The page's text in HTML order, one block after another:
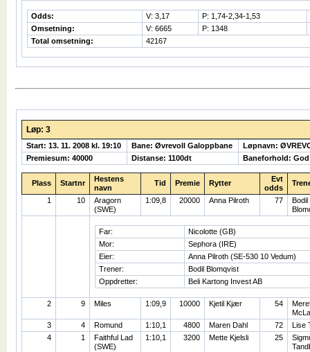
Odds: V: 3,17
P: 1,74-2,34-1,53
Omsetning:
V: 6665
P: 1348
Total omsetning:
42167
Løp: 3
Start: 13. 11. 2008 kl. 19:10 Bane: Øvrevoll Galoppbane
Løpnavn:
Premiesum: 40000
Distanse: 1100dt Baneforhold: God
Plass Startnr
Hestens
navn
Tid Premie Rytter
Evt
odds
1 10
Aragorn
(SWE)
1:09,8 20000 Anna Pilroth 77
Bodil
Far:
Nicolotte (GB)
Mor:
Sephora (IRE)
Eier:
Anna Pilroth (SE-530 10 Vedum)
Trener:
Bodil Blomqvist
Oppdretter:
Beli Kartong Invest AB
2 9 Miles 1:09,9 10000 Kjetil Kjær 54
3
4 Romund 1:10,1 4800 Maren Dahl 72
Lise
4
1
Faithful Lad
(SWE)
1:10,1 3200 Mette Kjelsli 25